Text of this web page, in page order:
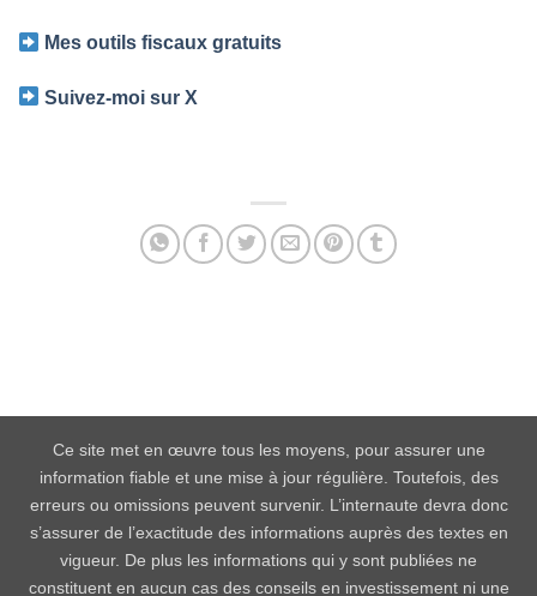
Mes outils fiscaux gratuits
Suivez-moi sur X
Ce site met en œuvre tous les moyens, pour assurer une
information fiable et une mise à jour régulière. Toutefois, des
erreurs ou omissions peuvent survenir. L’internaute devra donc
s’assurer de l’exactitude des informations auprès des textes en
vigueur. De plus les informations qui y sont publiées ne
constituent en aucun cas des conseils en investissement ni une